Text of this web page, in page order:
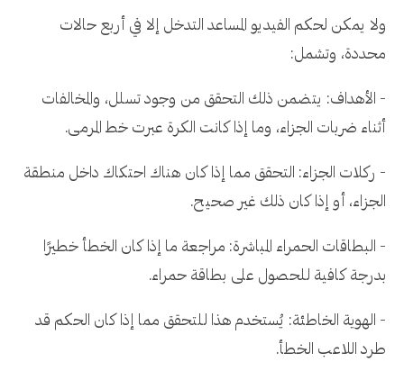
ولا يمكن لحكم الفيديو المساعد التدخل إلا في أربع حالات
محددة، وتشمل:
- الأهداف: يتضمن ذلك التحقق من وجود تسلل، والمخالفات
أثناء ضربات الجزاء، وما إذا كانت الكرة عبرت خط المرمى.
- ركلات الجزاء: التحقق مما إذا كان هناك احتكاك داخل منطقة
الجزاء، أو إذا كان ذلك غير صحيح.
- البطاقات الحمراء المباشرة: مراجعة ما إذا كان الخطأ خطيرًا
بدرجة كافية للحصول على بطاقة حمراء.
- الهوية الخاطئة: يُستخدم هذا للتحقق مما إذا كان الحكم قد
طرد اللاعب الخطأ.